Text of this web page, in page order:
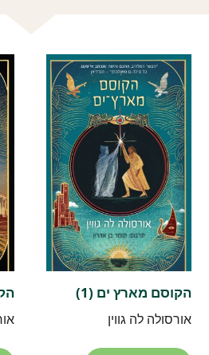
הקוסם מארץ ים (1)
אורסולה לה גווין